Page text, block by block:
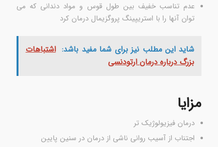
عدم تناسب خفیف بین طول قوس و مواد دندانی که می
توان آنها را با استریپینگ پروگزیمال درمان کرد
شاید این مطلب نیز برای شما مفید باشد: اشتباهات
بزرگ درباره درمان ارتودنسی
مزایا
درمان فیزیولوژیک تر
اجتناب از آسیب روانی ناشی از درمان در سنین پایین